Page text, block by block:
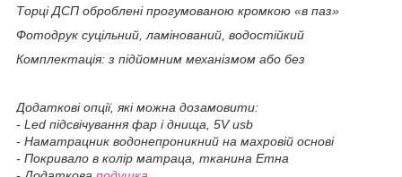
Торці ДСП оброблені прогумованою кромкою «в паз»
Фотодрук суцільний, ламінований, водостійкий
Комплектація: з підйомним механізмом або без
Додаткові опції, які можна дозамовити:
- Led підсвічування фар і днища, 5V usb
- Наматрацник водонепроникний на махровій основі
- Покривало в колір матраца, тканина Етна